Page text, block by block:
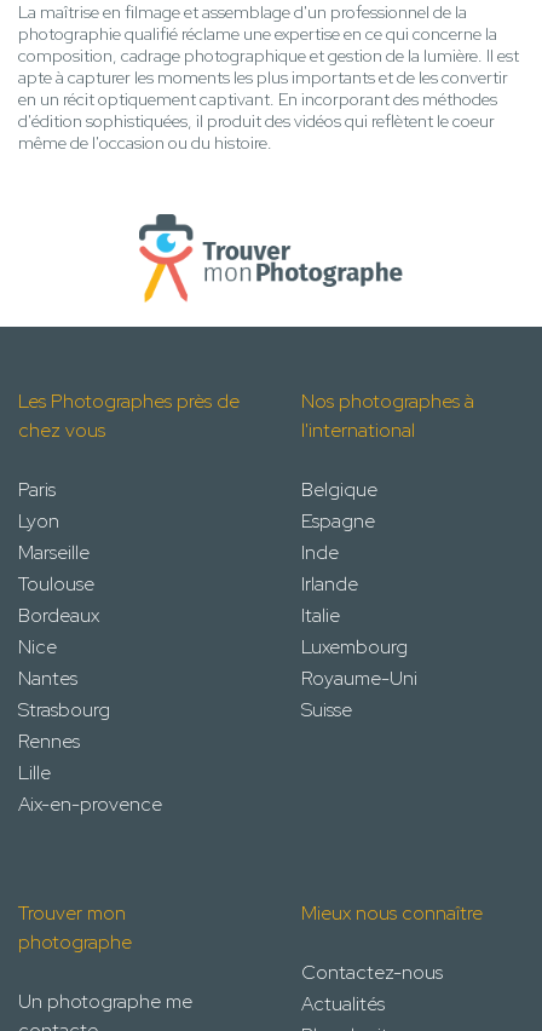
La maîtrise en filmage et assemblage d'un professionnel de la
photographie qualifié réclame une expertise en ce qui concerne la
composition, cadrage photographique et gestion de la lumière. Il est
apte à capturer les moments les plus importants et de les convertir
en un récit optiquement captivant. En incorporant des méthodes
d'édition sophistiquées, il produit des vidéos qui reflètent le coeur
même de l'occasion ou du histoire.
Les Photographes près de
chez vous
Paris
Lyon
Marseille
Toulouse
Bordeaux
Nice
Nantes
Strasbourg
Rennes
Lille
Aix-en-provence
Nos photographes à
l'international
Belgique
Espagne
Inde
Irlande
Italie
Luxembourg
Royaume-Uni
Suisse
Trouver mon
photographe
Un photographe me
Mieux nous connaître
Contactez-nous
Actualités